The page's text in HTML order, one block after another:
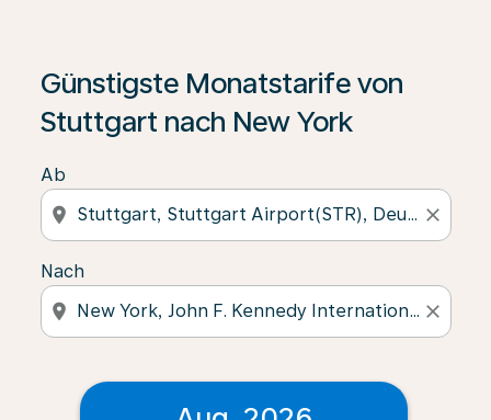
Günstigste Monatstarife von
Stuttgart nach New York
Ab
location_on close
Nach
location_on close